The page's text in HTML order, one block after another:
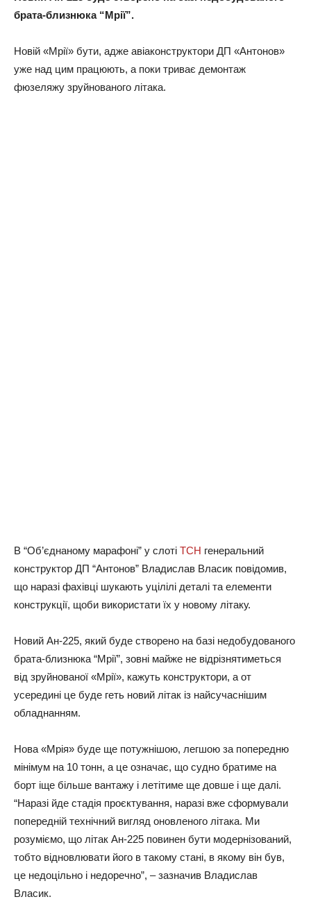
брата-близнюка “Мрії”.
Новій «Мрії» бути, адже авіаконструктори ДП «Антонов»
уже над цим працюють, а поки триває демонтаж
фюзеляжу зруйнованого літака.
В “Об’єднаному марафоні” у слоті ТСН генеральний
конструктор ДП “Антонов” Владислав Власик повідомив,
що наразі фахівці шукають уцілілі деталі та елементи
конструкції, щоби використати їх у новому літаку.
Новий Ан-225, який буде створено на базі недобудованого
брата-близнюка “Мрії”, зовні майже не відрізнятиметься
від зруйнованої «Мрії», кажуть конструктори, а от
усередині це буде геть новий літак із найсучаснішим
обладнанням.
Нова «Мрія» буде ще потужнішою, легшою за попередню
мінімум на 10 тонн, а це означає, що судно братиме на
борт іще більше вантажу і летітиме ще довше і ще далі.
“Наразі йде стадія проєктування, наразі вже сформували
попередній технічний вигляд оновленого літака. Ми
розуміємо, що літак Ан-225 повинен бути модернізований,
тобто відновлювати його в такому стані, в якому він був,
це недоцільно і недоречно”, – зазначив Владислав
Власик.